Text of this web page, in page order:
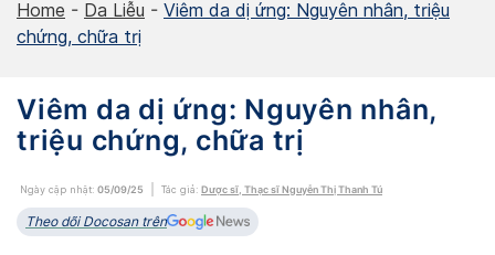
Home - Da Liễu - Viêm da dị ứng: Nguyên nhân, triệu
chứng, chữa trị
Viêm da dị ứng: Nguyên nhân,
triệu chứng, chữa trị
Ngày cập nhật: 05/09/25 Tác giả: Dược sĩ, Thạc sĩ Nguyễn Thị Thanh Tú
Theo dõi Docosan trên